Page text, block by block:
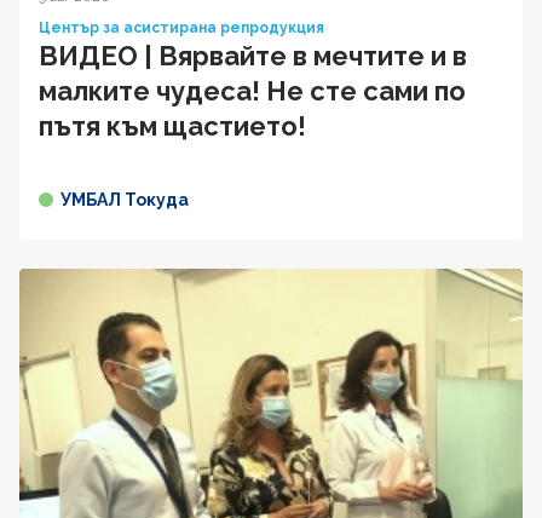
Център за асистирана репродукция
ВИДЕО | Вярвайте в мечтите и в
малките чудеса! Не сте сами по
пътя към щастието!
УМБАЛ Токуда